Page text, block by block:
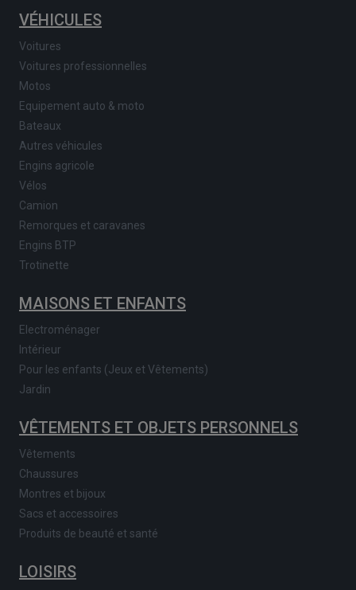
VÉHICULES
Voitures
Voitures professionnelles
Motos
Equipement auto & moto
Bateaux
Autres véhicules
Engins agricole
Vélos
Camion
Remorques et caravanes
Engins BTP
Trotinette
MAISONS ET ENFANTS
Electroménager
Intérieur
Pour les enfants (Jeux et Vêtements)
Jardin
VÊTEMENTS ET OBJETS PERSONNELS
Vêtements
Chaussures
Montres et bijoux
Sacs et accessoires
Produits de beauté et santé
LOISIRS